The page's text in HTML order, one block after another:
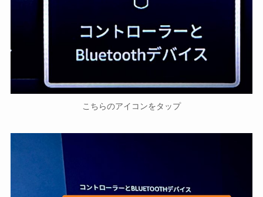
こちらのアイコンをタップ